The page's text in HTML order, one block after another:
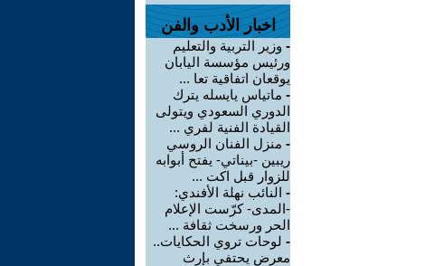
اخبار الأدب والفن
- وزير التربية والتعليم
ورئيس مؤسسة اليابان
يوقعان اتفاقية تعا ...
- ماتياس يايسله يترك
الدوري السعودي ويتولى
القيادة الفنية لفري ...
- منزل الفنان الروسي
ريبين -بيناتي- يفتح أبوابه
للزوار قبل اكت ...
- النائب نهلة الأفندي:
-المدى- كرّست الإعلام
الحر ورسخت ثقافة ...
- لوحات تروي الحكايات..
معرض يحتفي بإرث